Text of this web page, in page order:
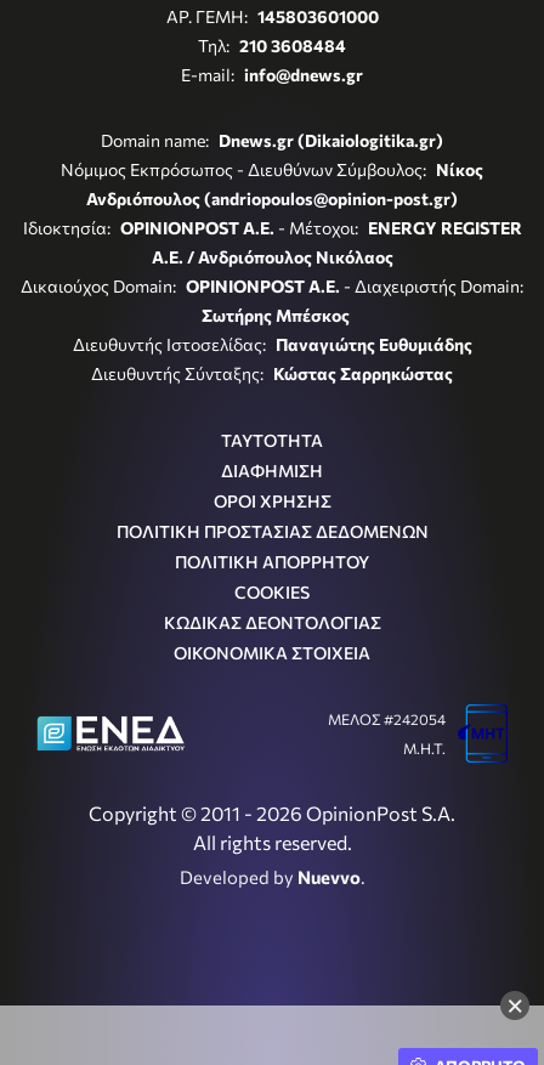
×
ΑΡ. ΓΕΜΗ: 145803601000
Τηλ: 210 3608484
E-mail: info@dnews.gr
Domain name: Dnews.gr (Dikaiologitika.gr)
Νόμιμος Εκπρόσωπος - Διευθύνων Σύμβουλος: Νίκος
Ανδριόπουλος (andriopoulos@opinion-post.gr)
Ιδιοκτησία: OPINIONPOST A.E. - Μέτοχοι: ENERGY REGISTER
Α.Ε. / Ανδριόπουλος Νικόλαος
Δικαιούχος Domain: OPINIONPOST A.E. - Διαχειριστής Domain:
Σωτήρης Μπέσκος
Διευθυντής Ιστοσελίδας: Παναγιώτης Ευθυμιάδης
Διευθυντής Σύνταξης: Κώστας Σαρρηκώστας
ΤΑΥΤΟΤΗΤΑ
ΔΙΑΦΗΜΙΣΗ
ΟΡΟΙ ΧΡΗΣΗΣ
ΠΟΛΙΤΙΚΗ ΠΡΟΣΤΑΣΙΑΣ ΔΕΔΟΜΕΝΩΝ
ΠΟΛΙΤΙΚΗ ΑΠΟΡΡΗΤΟΥ
COOKIES
ΚΩΔΙΚΑΣ ΔΕΟΝΤΟΛΟΓΙΑΣ
ΟΙΚΟΝΟΜΙΚΑ ΣΤΟΙΧΕΙΑ
Copyright © 2011 - 2026 OpinionPost S.A.
All rights reserved.
Developed by Nuevvo.
ΜΕΛΟΣ #242054
Μ.Η.Τ.